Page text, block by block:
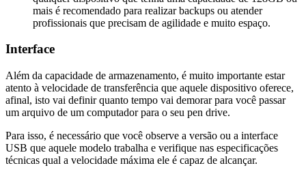
mais é recomendado para realizar backups ou atender
profissionais que precisam de agilidade e muito espaço.
Interface
Além da capacidade de armazenamento, é muito importante estar
atento à velocidade de transferência que aquele dispositivo oferece,
afinal, isto vai definir quanto tempo vai demorar para você passar
um arquivo de um computador para o seu pen drive.
Para isso, é necessário que você observe a versão ou a interface
USB que aquele modelo trabalha e verifique nas especificações
técnicas qual a velocidade máxima ele é capaz de alcançar.